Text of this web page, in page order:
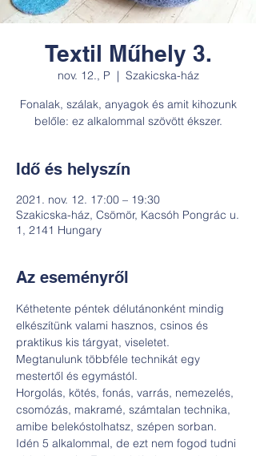
Textil Műhely 3.
nov. 12., P
  |
Szakicska-ház
Fonalak, szálak, anyagok és amit kihozunk
belőle: ez alkalommal szövött ékszer.
Idő és helyszín
2021. nov. 12. 17:00 – 19:30
Szakicska-ház, Csömör, Kacsóh Pongrác u.
1, 2141 Hungary
Az eseményről
Kéthetente péntek délutánonként mindig
elkészítünk valami hasznos, csinos és
praktikus kis tárgyat, viseletet.
Megtanulunk többféle technikát egy
mestertől és egymástól.
Horgolás, kötés, fonás, varrás, nemezelés,
csomózás, makramé, számtalan technika,
amibe belekóstolhatsz, szépen sorban.
Idén 5 alkalommal, de ezt nem fogod tudni